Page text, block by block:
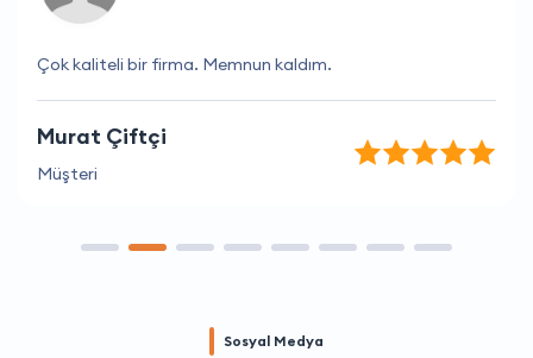
Çok kaliteli bir firma. Memnun kaldım.
Murat Çiftçi
Müşteri
Sosyal Medya